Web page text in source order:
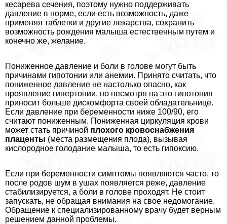
кесарева сечения, поэтому нужно поддерживать
давление в норме, если есть возможность, даже
применяя таблетки и другие лекарства, сохранить
возможность рождения малыша естественным путем и
конечно же, желание.
Пониженное давление и боли в голове могут быть
причинами гипотонии или анемии. Принято считать, что
пониженное давление не настолько опасно, как
проявление гипертонии, но несмотря на это гипотония
приносит больше дискомфорта своей обладательнице.
Если давление при беременности ниже 100/90, его
считают пониженным. Пониженная циркуляция крови
может стать причиной плохого кровоснабжения
плаценты (места размещения плода), вызывая
кислородное голодание малыша, то есть гипоксию.
Если при беременности симптомы появляются часто, то
после родов шум в ушах появляется реже, давление
стабилизируется, а боли в голове проходят. Не стоит
запускать, не обращая внимания на свое недомогание.
Обращение к специализированному врачу будет верным
решением данной проблемы.